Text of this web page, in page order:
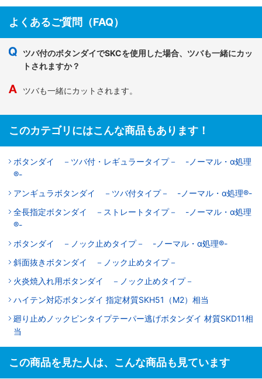
よくあるご質問（FAQ）
ツバ付のボタンダイでSKCを使用した場合、ツバも一緒にカッ
トされますか？
ツバも一緒にカットされます。
このカテゴリにはこんな商品もあります！
ボタンダイ －ツバ付・レギュラータイプ－ -ノーマル・α処理
®-
アンギュラボタンダイ －ツバ付タイプ－ -ノーマル・α処理®-
全長指定ボタンダイ －ストレートタイプ－ -ノーマル・α処理
®-
ボタンダイ －ノック止めタイプ－ -ノーマル・α処理®-
斜面抜きボタンダイ －ノック止めタイプ－
火炎焼入れ用ボタンダイ －ノック止めタイプ－
ハイテン対応ボタンダイ 指定材質SKH51（M2）相当
廻り止めノックピンタイプテーパー逃げボタンダイ 材質SKD11相
当
この商品を見た人は、こんな商品も見ています